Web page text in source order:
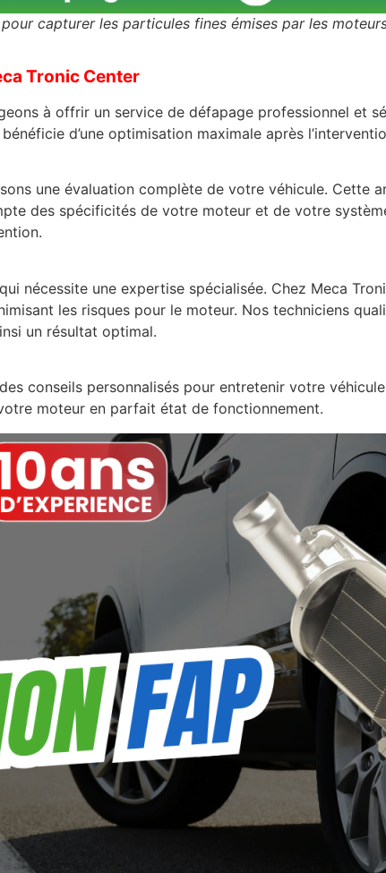
capturer les particules fines émises par les
Tronic Center
à offrir un service de défapage professionnel et
d’une optimisation maximale après
une évaluation complète de votre véhicule. Cette
des spécificités de votre moteur et de votre
nécessite une expertise spécialisée. Chez Meca
les risques pour le moteur. Nos techniciens
un résultat optimal.
conseils personnalisés pour entretenir votre
moteur en parfait état de fonctionnement.